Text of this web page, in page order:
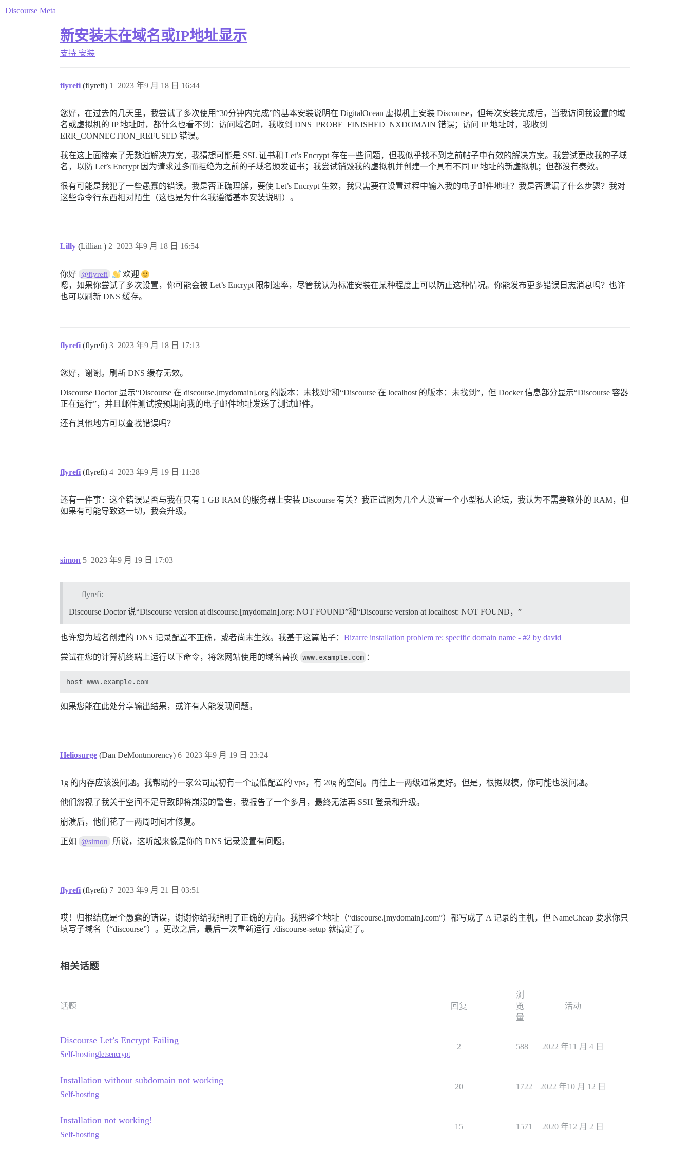
Discourse Meta
新安装未在域名或IP地址显示
支持 安装
flyrefi (flyrefi) 2023 年9 月 18 日 16:44
1
您好，在过去的几天里，我尝试了多次使用“30分钟内完成”的基本安装说明在 DigitalOcean 虚拟机上安装 Discourse，但每次安装完成后，当我访问我设置的域
名或虚拟机的 IP 地址时，都什么也看不到：访问域名时，我收到 DNS_PROBE_FINISHED_NXDOMAIN 错误；访问 IP 地址时，我收到
ERR_CONNECTION_REFUSED 错误。
我在这上面搜索了无数遍解决方案，我猜想可能是 SSL 证书和 Let’s Encrypt 存在一些问题，但我似乎找不到之前帖子中有效的解决方案。我尝试更改我的子域
名，以防 Let’s Encrypt 因为请求过多而拒绝为之前的子域名颁发证书；我尝试销毁我的虚拟机并创建一个具有不同 IP 地址的新虚拟机；但都没有奏效。
很有可能是我犯了一些愚蠢的错误。我是否正确理解，要使 Let’s Encrypt 生效，我只需要在设置过程中输入我的电子邮件地址？我是否遗漏了什么步骤？我对
这些命令行东西相对陌生（这也是为什么我遵循基本安装说明）。
Lilly (Lillian ) 2023 年9 月 18 日 16:54
2
你好 @flyrefi
欢迎
嗯，如果你尝试了多次设置，你可能会被 Let’s Encrypt 限制速率，尽管我认为标准安装在某种程度上可以防止这种情况。你能发布更多错误日志消息吗？也许
也可以刷新 DNS 缓存。
flyrefi (flyrefi) 2023 年9 月 18 日 17:13
3
您好，谢谢。刷新 DNS 缓存无效。
Discourse Doctor 显示“Discourse 在 discourse.[mydomain].org 的版本：未找到”和“Discourse 在 localhost 的版本：未找到”，但 Docker 信息部分显示“Discourse 容器
正在运行”，并且邮件测试按预期向我的电子邮件地址发送了测试邮件。
还有其他地方可以查找错误吗？
flyrefi (flyrefi) 2023 年9 月 19 日 11:28
4
还有一件事：这个错误是否与我在只有 1 GB RAM 的服务器上安装 Discourse 有关？我正试图为几个人设置一个小型私人论坛，我认为不需要额外的 RAM，但
如果有可能导致这一切，我会升级。
simon 2023 年9 月 19 日 17:03
5
flyrefi:
Discourse Doctor 说“Discourse version at discourse.[mydomain].org: NOT FOUND”和“Discourse version at localhost: NOT FOUND，”
也许您为域名创建的 DNS 记录配置不正确，或者尚未生效。我基于这篇帖子： Bizarre installation problem re: specific domain name - #2 by david
尝试在您的计算机终端上运行以下命令，将您网站使用的域名替换 www.example.com ：
如果您能在此处分享输出结果，或许有人能发现问题。
Heliosurge (Dan DeMontmorency) 2023 年9 月 19 日 23:24
6
1g 的内存应该没问题。我帮助的一家公司最初有一个最低配置的 vps，有 20g 的空间。再往上一两级通常更好。但是，根据规模，你可能也没问题。
他们忽视了我关于空间不足导致即将崩溃的警告，我报告了一个多月，最终无法再 SSH 登录和升级。
崩溃后，他们花了一两周时间才修复。
正如 @simon 所说，这听起来像是你的 DNS 记录设置有问题。
flyrefi (flyrefi) 2023 年9 月 21 日 03:51
7
哎！归根结底是个愚蠢的错误，谢谢你给我指明了正确的方向。我把整个地址（“discourse.[mydomain].com”）都写成了 A 记录的主机，但 NameCheap 要求你只
填写子域名（“discourse”）。更改之后，最后一次重新运行 ./discourse-setup 就搞定了。
相关话题
话题 回复
浏
览
量
活动
Discourse Let’s Encrypt Failing
Self-hostingletsencrypt
2 588 2022 年11 月 4 日
Installation without subdomain not working
Self-hosting
20 1722 2022 年10 月 12 日
Installation not working!
Self-hosting
15 1571 2020 年12 月 2 日